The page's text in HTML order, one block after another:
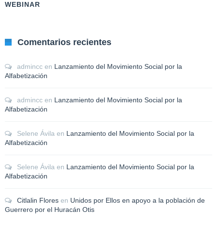
WEBINAR
Comentarios recientes
admincc en Lanzamiento del Movimiento Social por la
Alfabetización
admincc en Lanzamiento del Movimiento Social por la
Alfabetización
Selene Ávila en Lanzamiento del Movimiento Social por la
Alfabetización
Selene Ávila en Lanzamiento del Movimiento Social por la
Alfabetización
Citlalin Flores en Unidos por Ellos en apoyo a la población de
Guerrero por el Huracán Otis